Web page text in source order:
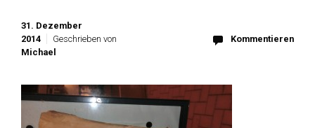
31. Dezember
2014
Geschrieben von
Michael
Kommentieren